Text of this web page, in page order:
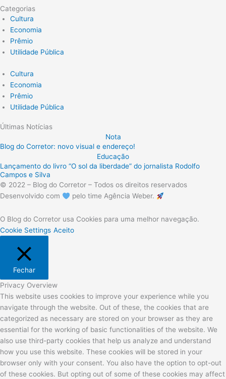
Categorias
Cultura
Economia
Prêmio
Utilidade Pública
Cultura
Economia
Prêmio
Utilidade Pública
Últimas Notícias
Nota
Blog do Corretor: novo visual e endereço!
Educação
Lançamento do livro “O sol da liberdade” do jornalista Rodolfo
Campos e Silva
© 2022 – Blog do Corretor – Todos os direitos reservados
Desenvolvido com
pelo time Agência Weber.
O Blog do Corretor usa Cookies para uma melhor navegação.
Cookie Settings Aceito
Fechar
Privacy Overview
This website uses cookies to improve your experience while you
navigate through the website. Out of these, the cookies that are
categorized as necessary are stored on your browser as they are
essential for the working of basic functionalities of the website. We
also use third-party cookies that help us analyze and understand
how you use this website. These cookies will be stored in your
browser only with your consent. You also have the option to opt-out
of these cookies. But opting out of some of these cookies may affect